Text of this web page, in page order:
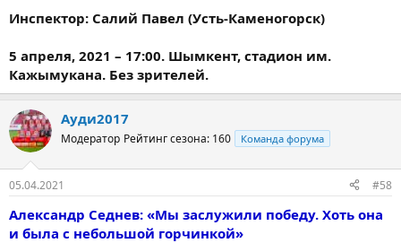
Инспектор: Салий Павел (Усть-Каменогорск)
5 апреля, 2021 – 17:00. Шымкент, стадион им.
Кажымукана. Без зрителей.
Ауди2017
Модератор Рейтинг сезона: 160 Команда форума
05.04.2021 #58
Александр Седнев: «Мы заслужили победу. Хоть она
и была с небольшой горчинкой»